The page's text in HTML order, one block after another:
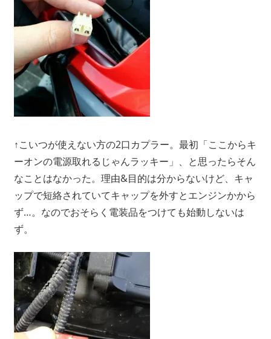
↑こいつが使えない方の2口カプラー。最初「ここからキ
ーオンの電源取れるじゃんラッキー」、と思ったらそん
なことはなかった。理由&目的は分からないけど、キャ
ップで短絡されていてキャップを外すとエンジンかから
ず…。なのでおそらく電装品をつけても始動しないは
ず。